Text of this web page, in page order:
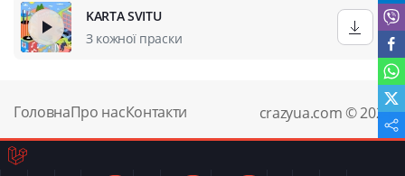
KARTA SVITU
З кожної праски
ГоловнаПро насКонтакти crazyua.com © 2024